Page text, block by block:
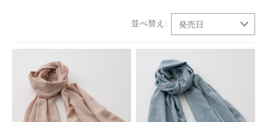
刺繍について